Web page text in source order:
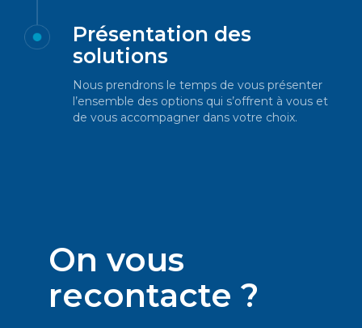
Présentation des
solutions
Nous prendrons le temps de vous présenter
l’ensemble des options qui s’offrent à vous et
de vous accompagner dans votre choix.
On vous
recontacte ?